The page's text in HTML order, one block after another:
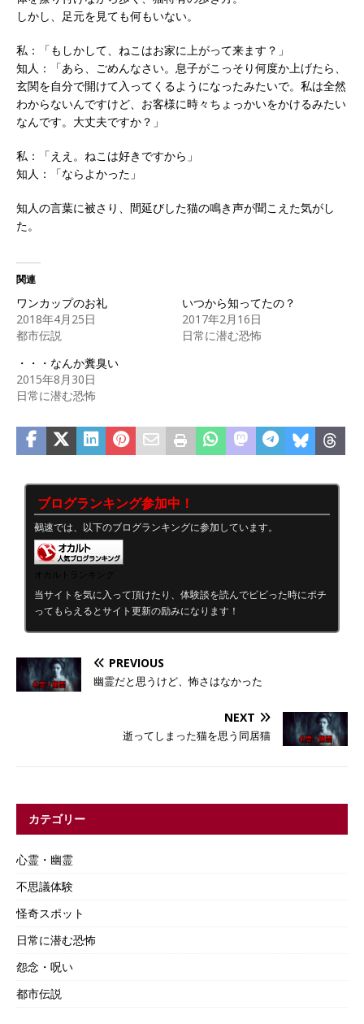
しかし、足元を見ても何もいない。
私：「もしかして、ねこはお家に上がって来ます？」
知人：「あら、ごめんなさい。息子がこっそり何度か上げたら、
玄関を自分で開けて入ってくるようになったみたいで。私は全然
わからないんですけど、お客様に時々ちょっかいをかけるみたい
なんです。大丈夫ですか？」
私：「ええ。ねこは好きですから」
知人：「ならよかった」
知人の言葉に被さり、間延びした猫の鳴き声が聞こえた気がし
た。
関連
ワンカップのお礼
2018年4月25日
都市伝説
いつから知ってたの？
2017年2月16日
日常に潜む恐怖
・・・なんか糞臭い
2015年8月30日
日常に潜む恐怖
ブログランキング参加中！
鵺速では、以下のブログランキングに参加しています。
当サイトを気に入って頂けたり、体験談を読んでビビった時にポチ
ってもらえるとサイト更新の励みになります！
PREVIOUS
幽霊だと思うけど、怖さはなかった
NEXT
逝ってしまった猫を思う同居猫
カテゴリー
心霊・幽霊
不思議体験
怪奇スポット
日常に潜む恐怖
怨念・呪い
都市伝説